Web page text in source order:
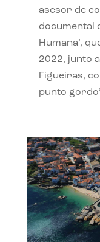
asesor de
documental
Humana’,
2022, junto
Figueiras,
punto